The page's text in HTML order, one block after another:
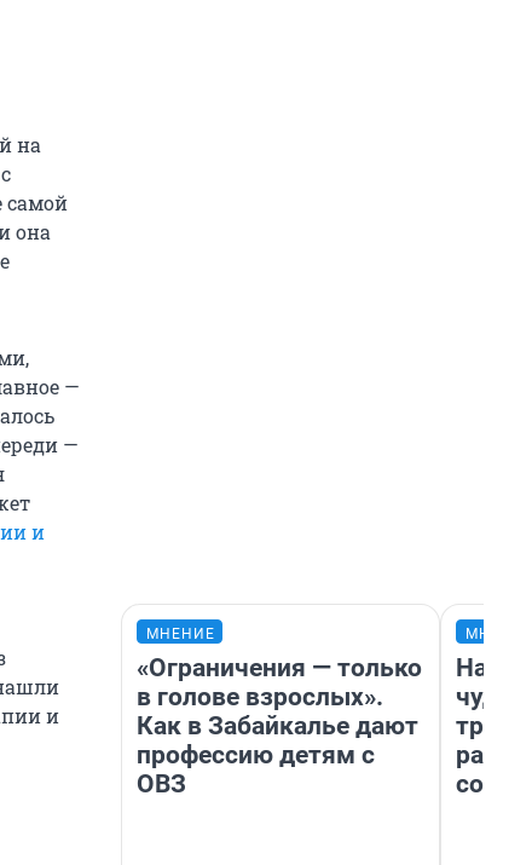
на
самой
она
—
—
и
и
МНЕНИЕ
«Ограничения — только
в голове взрослых».
Как в Забайкалье дают
профессию детям с
ОВЗ